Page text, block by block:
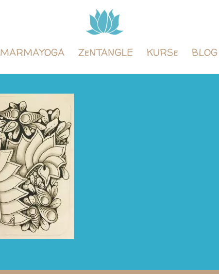
und
MARMAYOGA ZeNTANGLE KURSe BLOG